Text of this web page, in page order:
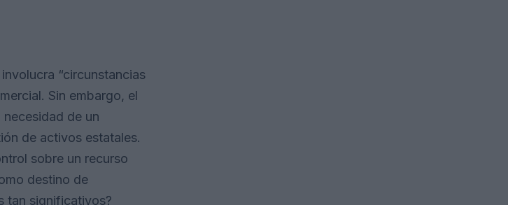
“circunstancias
Sin embargo, el
de un
de activos estatales.
sobre un recurso
destino de
tan significativos?